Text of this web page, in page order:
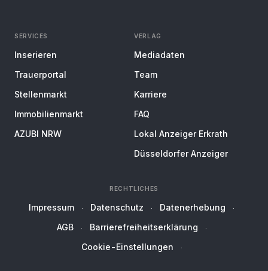
SERVICES
Inserieren
Trauerportal
Stellenmarkt
Immobilienmarkt
AZUBI NRW
VERLAG
Mediadaten
Team
Karriere
FAQ
Lokal Anzeiger Erkrath
Düsseldorfer Anzeiger
RECHTLICHES
Impressum Datenschutz
Datenerhebung
AGB
Barrierefreiheitserklärung
Cookie-Einstellungen